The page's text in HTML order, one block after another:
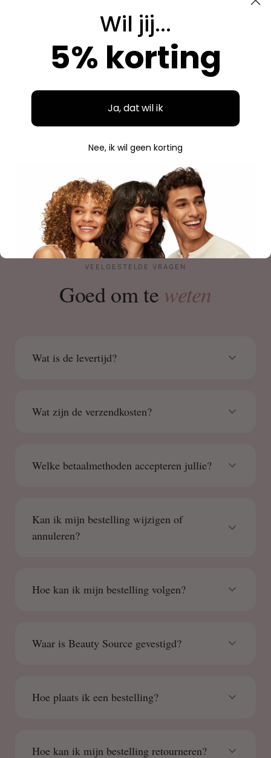
"Fijne ervaring"
Duidelijke website, makkelijk bestellen en mooie
verpakking. Volgende keer weer.
Geverifieerde aankoop
VEELGESTELDE VRAGEN
Goed om te weten
Wat is de levertijd?
Wat zijn de verzendkosten?
Welke betaalmethoden accepteren jullie?
Kan ik mijn bestelling wijzigen of
annuleren?
Hoe kan ik mijn bestelling volgen?
Waar is Beauty Source gevestigd?
Hoe plaats ik een bestelling?
Hoe kan ik mijn bestelling retourneren?
Wil jij...
5% korting
Ja, dat wil ik
Nee, ik wil geen korting